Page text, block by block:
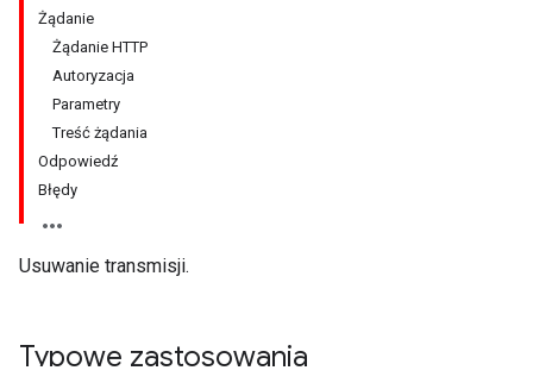
Żądanie
Żądanie HTTP
Autoryzacja
Parametry
Treść żądania
Odpowiedź
Błędy
Usuwanie transmisji.
Typowe zastosowania